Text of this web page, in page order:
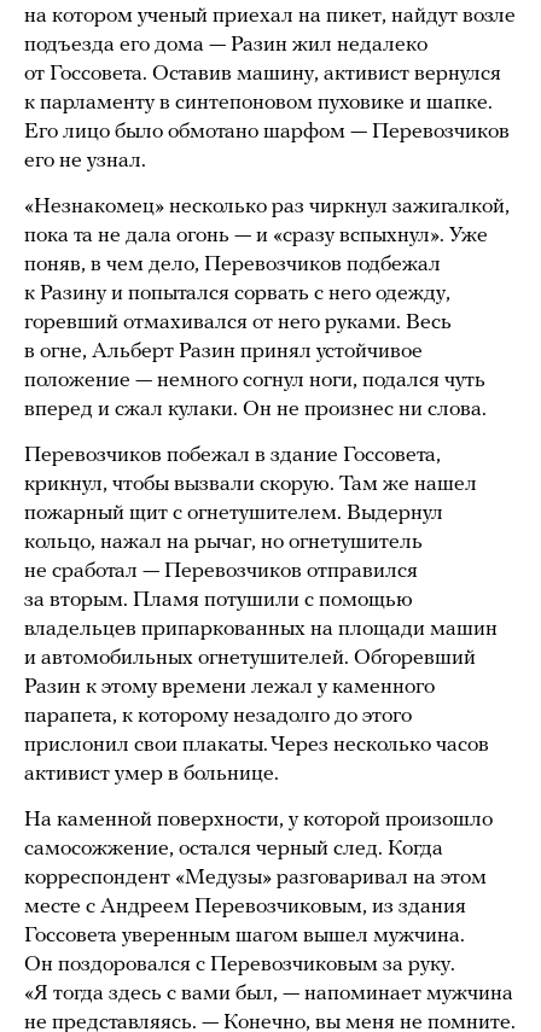
на котором ученый приехал на пикет, найдут возле
подъезда его дома — Разин жил недалеко
от Госсовета. Оставив машину, активист вернулся
к парламенту в синтепоновом пуховике и шапке.
Его лицо было обмотано шарфом — Перевозчиков
его не узнал.
«Незнакомец» несколько раз чиркнул зажигалкой,
пока та не дала огонь — и «сразу вспыхнул». Уже
поняв, в чем дело, Перевозчиков подбежал
к Разину и попытался сорвать с него одежду,
горевший отмахивался от него руками. Весь
в огне, Альберт Разин принял устойчивое
положение — немного согнул ноги, подался чуть
вперед и сжал кулаки. Он не произнес ни слова.
Перевозчиков побежал в здание Госсовета,
крикнул, чтобы вызвали скорую. Там же нашел
пожарный щит с огнетушителем. Выдернул
кольцо, нажал на рычаг, но огнетушитель
не сработал — Перевозчиков отправился
за вторым. Пламя потушили с помощью
владельцев припаркованных на площади машин
и автомобильных огнетушителей. Обгоревший
Разин к этому времени лежал у каменного
парапета, к которому незадолго до этого
прислонил свои плакаты. Через несколько часов
активист умер в больнице.
На каменной поверхности, у которой произошло
самосожжение, остался черный след. Когда
корреспондент «Медузы» разговаривал на этом
месте с Андреем Перевозчиковым, из здания
Госсовета уверенным шагом вышел мужчина.
Он поздоровался с Перевозчиковым за руку.
«Я тогда здесь с вами был, — напоминает мужчина
не представляясь. — Конечно, вы меня не помните.